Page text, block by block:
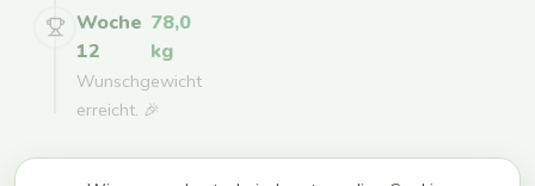
Woche
12
78,0
kg
Wunschgewicht
erreicht. 🎉